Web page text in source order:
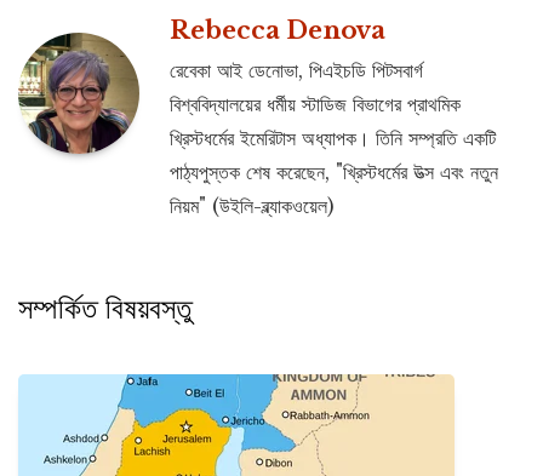
Rebecca Denova
রেবেকা আই ডেনোভা, পিএইচডি পিটসবার্গ
বিশ্ববিদ্যালয়ের ধর্মীয় স্টাডিজ বিভাগের প্রাথমিক
খ্রিস্টধর্মের ইমেরিটাস অধ্যাপক। তিনি সম্প্রতি একটি
পাঠ্যপুস্তক শেষ করেছেন, "খ্রিস্টধর্মের উত্স এবং নতুন
নিয়ম" (উইলি-ব্ল্যাকওয়েল)
সম্পর্কিত বিষয়বস্তু